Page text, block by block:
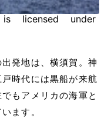
licensed under
発地は、横須賀。神
時代には黒船が来航
もアメリカの海軍と
ます。